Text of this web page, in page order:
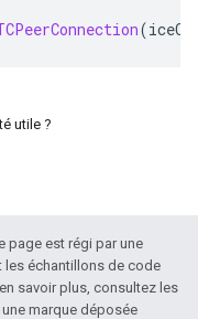
(
utile ?
page est régi par une
les échantillons de code
savoir plus, consultez les
une marque déposée